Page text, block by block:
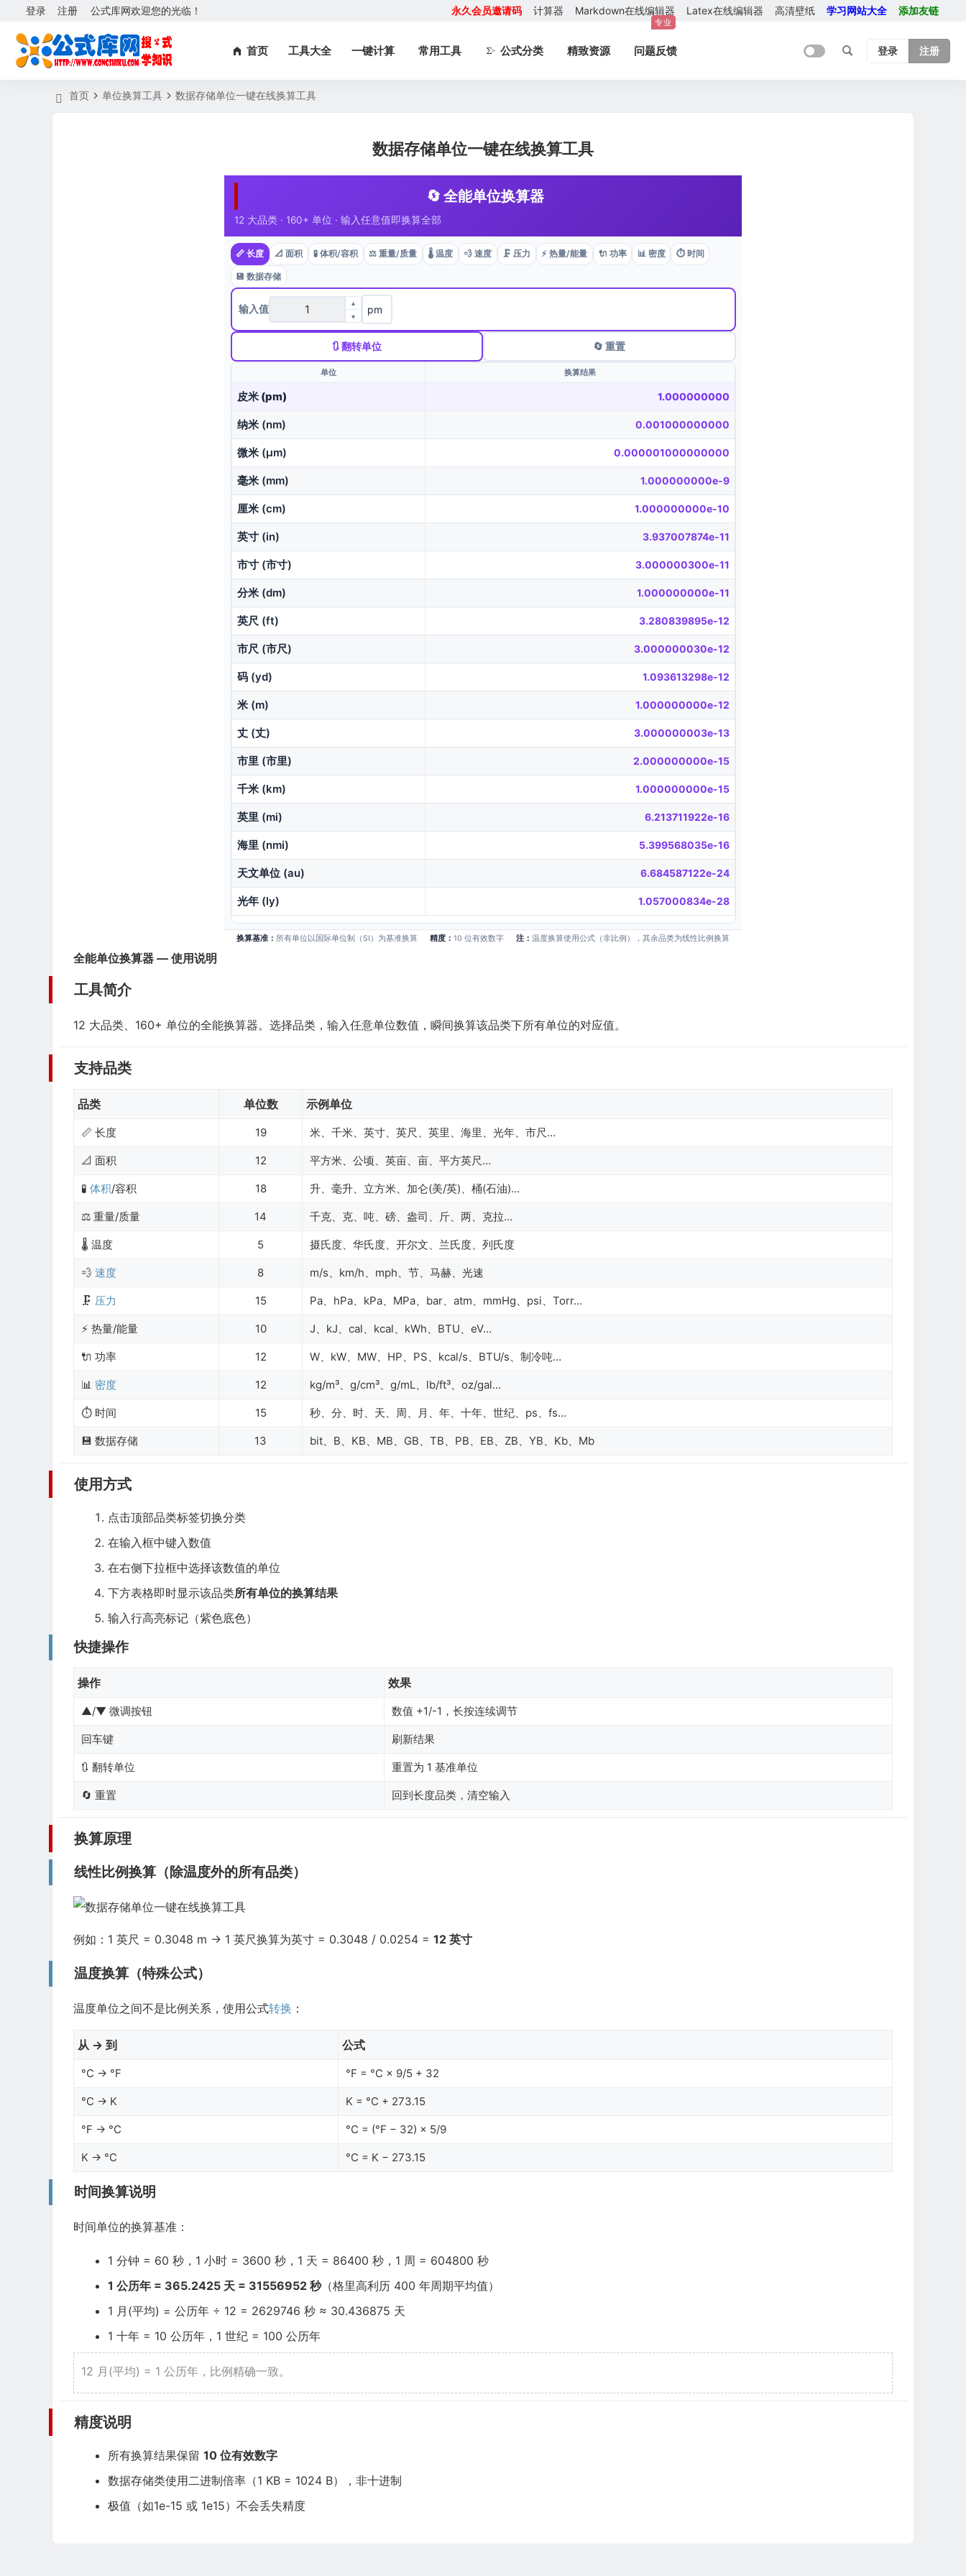
公式库网欢迎您的光临！
登录 注册 永久会员邀请码 计算器 Markdown在线编辑器
专业
Latex在线编辑器 高清壁纸 学习网站大全 添加友链
首页 工具大全 一键计算 常用工具 公式分类 精致资源 问题反馈 登录 注册
首页 单位换算工具 数据存储单位一键在线换算工具
数据存储单位一键在线换算工具
🔄 全能单位换算器
12 大品类 · 160+ 单位 · 输入任意值即换算全部
📏 长度 📐 面积 🧪 体积/容积 ⚖️ 重量/质量 🌡️ 温度 💨 速度 🗜️ 压力 ⚡ 热量/能量 🔌 功率 📊 密度 ⏱️ 时间
💾 数据存储
输入值
▴
▾
🔃 翻转单位 🔄 重置
单位 换算结果
皮米 (pm) 1.000000000
纳米 (nm) 0.001000000000
微米 (μm) 0.000001000000000
毫米 (mm) 1.000000000e-9
厘米 (cm) 1.000000000e-10
英寸 (in) 3.937007874e-11
市寸 (市寸) 3.000000300e-11
分米 (dm) 1.000000000e-11
英尺 (ft) 3.280839895e-12
市尺 (市尺) 3.000000030e-12
码 (yd) 1.093613298e-12
米 (m) 1.000000000e-12
丈 (丈) 3.000000003e-13
市里 (市里) 2.000000000e-15
千米 (km) 1.000000000e-15
英里 (mi) 6.213711922e-16
海里 (nmi) 5.399568035e-16
天文单位 (au) 6.684587122e-24
光年 (ly) 1.057000834e-28
换算基准： 所有单位以国际单位制（SI）为基准换算 精度： 10 位有效数字 注： 温度换算使用公式（非比例），其余品类为线性比例换算
全能单位换算器 — 使用说明
工具简介
12 大品类、160+ 单位的全能换算器。选择品类，输入任意单位数值，瞬间换算该品类下所有单位的对应值。
支持品类
品类 单位数 示例单位
📏 长度 19 米、千米、英寸、英尺、英里、海里、光年、市尺…
📐 面积 12 平方米、公顷、英亩、亩、平方英尺…
🧪 体积/容积 18 升、毫升、立方米、加仑(美/英)、桶(石油)…
⚖️ 重量/质量 14 千克、克、吨、磅、盎司、斤、两、克拉…
🌡️ 温度 5 摄氏度、华氏度、开尔文、兰氏度、列氏度
💨 速度 8 m/s、km/h、mph、节、马赫、光速
🗜️ 压力 15 Pa、hPa、kPa、MPa、bar、atm、mmHg、psi、Torr…
⚡ 热量/能量 10 J、kJ、cal、kcal、kWh、BTU、eV…
🔌 功率 12 W、kW、MW、HP、PS、kcal/s、BTU/s、制冷吨…
📊 密度 12 kg/m³、g/cm³、g/mL、lb/ft³、oz/gal…
⏱️ 时间 15 秒、分、时、天、周、月、年、十年、世纪、ps、fs…
💾 数据存储 13 bit、B、KB、MB、GB、TB、PB、EB、ZB、YB、Kb、Mb
使用方式
点击顶部品类标签切换分类
在输入框中键入数值
在右侧下拉框中选择该数值的单位
下方表格即时显示该品类所有单位的换算结果
输入行高亮标记（紫色底色）
快捷操作
操作 效果
▲/▼ 微调按钮 数值 +1/-1，长按连续调节
回车键 刷新结果
🔃 翻转单位 重置为 1 基准单位
🔄 重置 回到长度品类，清空输入
换算原理
线性比例换算（除温度外的所有品类）
例如：1 英尺 = 0.3048 m → 1 英尺换算为英寸 = 0.3048 / 0.0254 = 12 英寸
温度换算（特殊公式）
温度单位之间不是比例关系，使用公式转换 ：
从 → 到 公式
°C → °F °F = °C × 9/5 + 32
°C → K K = °C + 273.15
°F → °C °C = (°F − 32) × 5/9
K → °C °C = K − 273.15
时间换算说明
时间单位的换算基准：
1 分钟 = 60 秒，1 小时 = 3600 秒，1 天 = 86400 秒，1 周 = 604800 秒
1 公历年 = 365.2425 天 = 31556952 秒（格里高利历 400 年周期平均值）
1 月(平均) = 公历年 ÷ 12 = 2629746 秒 ≈ 30.436875 天
1 十年 = 10 公历年，1 世纪 = 100 公历年
12 月(平均) = 1 公历年，比例精确一致。
精度说明
所有换算结果保留 10 位有效数字
数据存储类使用二进制倍率（1 KB = 1024 B），非十进制
极值（如1e-15 或 1e15）不会丢失精度